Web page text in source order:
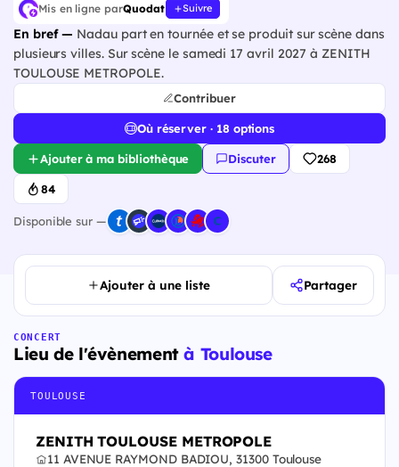
Mis en ligne parQuodat Suivre
En bref — Nadau part en tournée et se produit sur scène dans
plusieurs villes. Sur scène le samedi 17 avril 2027 à ZENITH
TOULOUSE METROPOLE.
Contribuer
Où réserver · 18 options
Ajouter à ma bibliothèque Discuter 268
84
Disponible sur —
Ajouter à une liste Partager
CONCERT
Lieu de l'évènementà Toulouse
TOULOUSE
ZENITH TOULOUSE METROPOLE
11 AVENUE RAYMOND BADIOU, 31300 Toulouse